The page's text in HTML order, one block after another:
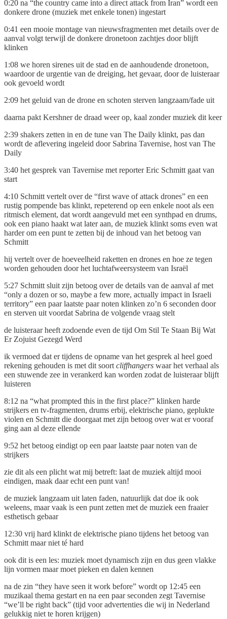
0:20 na “the country came into a direct attack from Iran” wordt een
donkere drone (muziek met enkele tonen) ingestart
0:41 een mooie montage van nieuwsfragmenten met details over de
aanval volgt terwijl de donkere dronetoon zachtjes door blijft
klinken
1:08 we horen sirenes uit de stad en de aanhoudende dronetoon,
waardoor de urgentie van de dreiging, het gevaar, door de luisteraar
ook gevoeld wordt
2:09 het geluid van de drone en schoten sterven langzaam/fade uit
daarna pakt Kershner de draad weer op, kaal zonder muziek dit keer
2:39 shakers zetten in en de tune van The Daily klinkt, pas dan
wordt de aflevering ingeleid door Sabrina Tavernise, host van The
Daily
3:40 het gesprek van Tavernise met reporter Eric Schmitt gaat van
start
4:10 Schmitt vertelt over de “first wave of attack drones” en een
rustig pompende bas klinkt, repeterend op een enkele noot als een
ritmisch element, dat wordt aangevuld met een synthpad en drums,
ook een piano haakt wat later aan, de muziek klinkt soms even wat
harder om een punt te zetten bij de inhoud van het betoog van
Schmitt
hij vertelt over de hoeveelheid raketten en drones en hoe ze tegen
worden gehouden door het luchtafweersysteem van Israël
5:27 Schmitt sluit zijn betoog over de details van de aanval af met
“only a dozen or so, maybe a few more, actually impact in Israeli
territory” een paar laatste paar noten klinken zo’n 6 seconden door
en sterven uit voordat Sabrina de volgende vraag stelt
de luisteraar heeft zodoende even de tijd Om Stil Te Staan Bij Wat
Er Zojuist Gezegd Werd
ik vermoed dat er tijdens de opname van het gesprek al heel goed
rekening gehouden is met dit soort cliffhangers waar het verhaal als
een stuwende zee in verankerd kan worden zodat de luisteraar blijft
luisteren
8:12 na “what prompted this in the first place?” klinken harde
strijkers en tv-fragmenten, drums erbij, elektrische piano, geplukte
violen en Schmitt die doorgaat met zijn betoog over wat er vooraf
ging aan al deze ellende
9:52 het betoog eindigt op een paar laatste paar noten van de
strijkers
zie dit als een plicht wat mij betreft: laat de muziek altijd mooi
eindigen, maak daar echt een punt van!
de muziek langzaam uit laten faden, natuurlijk dat doe ik ook
weleens, maar vaak is een punt zetten met de muziek een fraaier
esthetisch gebaar
12:30 vrij hard klinkt de elektrische piano tijdens het betoog van
Schmitt maar niet té hard
ook dit is een les: muziek moet dynamisch zijn en dus geen vlakke
lijn vormen maar moet pieken en dalen kennen
na de zin “they have seen it work before” wordt op 12:45 een
muzikaal thema gestart en na een paar seconden zegt Tavernise
“we’ll be right back” (tijd voor advertenties die wij in Nederland
gelukkig niet te horen krijgen)